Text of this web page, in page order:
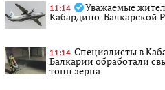
11:14 Уважаемые
Кабардино-Балкарской
11:14 Специалисты в
Балкарии обработали
тонн зерна